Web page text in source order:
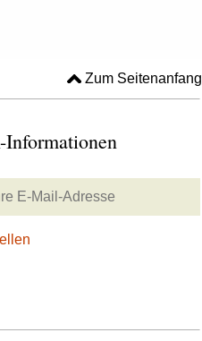
Zum Seitenanfang
Informationen